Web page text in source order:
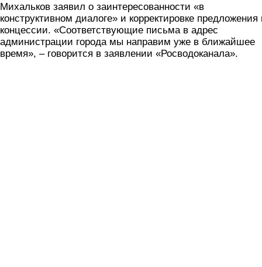
Михальков заявил о заинтересованности «в
конструктивном диалоге» и корректировке предложения
концессии. «Соответствующие письма в адрес
администрации города мы направим уже в ближайшее
время», – говорится в заявлении «Росводоканала».